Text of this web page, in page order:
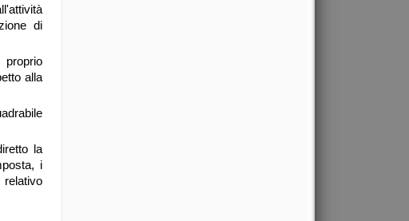
di
alla
la
i